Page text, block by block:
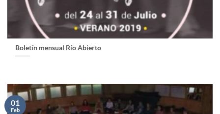
Boletín mensual Río Abierto
01
Feb